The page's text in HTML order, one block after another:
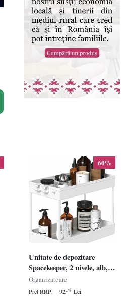
60%
Unitate de depozitare
Spacekeeper, 2 nivele, alb,
plastic, 40 x 22 x 31 cm
Organizatoare
Pret RRP: 92,78 Lei